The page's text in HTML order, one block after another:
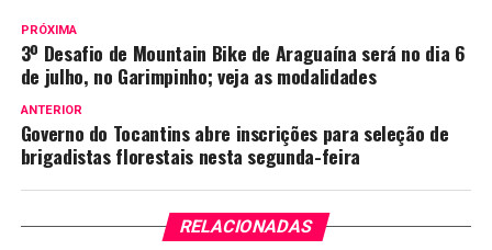
PRÓXIMA
3º Desafio de Mountain Bike de Araguaína será no dia 6
de julho, no Garimpinho; veja as modalidades
ANTERIOR
Governo do Tocantins abre inscrições para seleção de
brigadistas florestais nesta segunda-feira
RELACIONADAS